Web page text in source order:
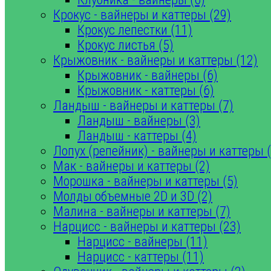
Крокус - вайнеры и каттеры (29)
Крокус лепестки (11)
Крокус листья (5)
Крыжовник - вайнеры и каттеры (12)
Крыжовник - вайнеры (6)
Крыжовник - каттеры (6)
Ландыш - вайнеры и каттеры (7)
Ландыш - вайнеры (3)
Ландыш - каттеры (4)
Лопух (репейник) - вайнеры и каттеры
Мак - вайнеры и каттеры (2)
Морошка - вайнеры и каттеры (5)
Молды объемные 2D и 3D (2)
Малина - вайнеры и каттеры (7)
Нарцисс - вайнеры и каттеры (23)
Нарцисс - вайнеры (11)
Нарцисс - каттеры (11)